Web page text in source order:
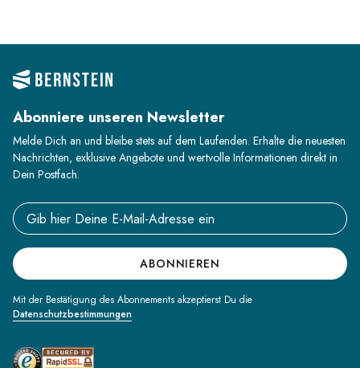
Abonniere unseren Newsletter
Melde Dich an und bleibe stets auf dem Laufenden. Erhalte die neuesten
Nachrichten, exklusive Angebote und wertvolle Informationen direkt in
Dein Postfach.
Email address
ABONNIEREN
Mit der Bestätigung des Abonnements akzeptierst Du die
Datenschutzbestimmungen